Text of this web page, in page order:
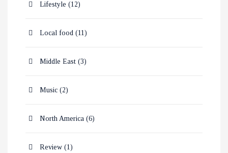
Lifestyle (12)
Local food (11)
Middle East (3)
Music (2)
North America (6)
Review (1)